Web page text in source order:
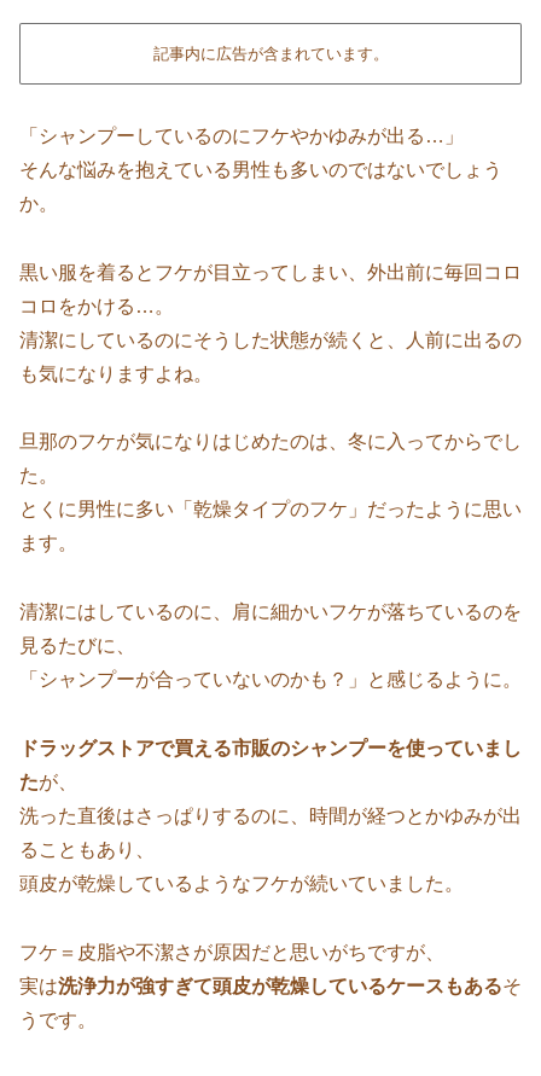
記事内に広告が含まれています。
「シャンプーしているのにフケやかゆみが出る…」
そんな悩みを抱えている男性も多いのではないでしょう
か。
黒い服を着るとフケが目立ってしまい、外出前に毎回コロ
コロをかける…。
清潔にしているのにそうした状態が続くと、人前に出るの
も気になりますよね。
旦那のフケが気になりはじめたのは、冬に入ってからでし
た。
とくに男性に多い「乾燥タイプのフケ」だったように思い
ます。
清潔にはしているのに、肩に細かいフケが落ちているのを
見るたびに、
「シャンプーが合っていないのかも？」と感じるように。
ドラッグストアで買える市販のシャンプーを使っていまし
たが、
洗った直後はさっぱりするのに、時間が経つとかゆみが出
ることもあり、
頭皮が乾燥しているようなフケが続いていました。
フケ＝皮脂や不潔さが原因だと思いがちですが、
実は洗浄力が強すぎて頭皮が乾燥しているケースもあるそ
うです。